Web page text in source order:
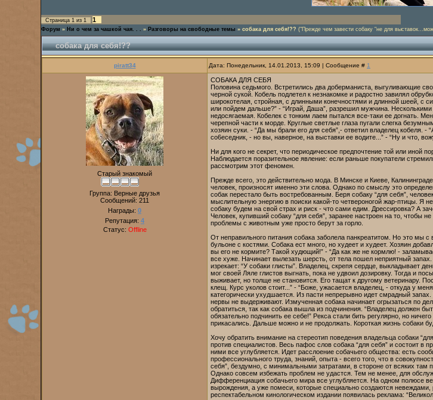
Страница 1 из 1 1
Форум » Ни о чем за чашкой чая. . . » Разговоры на свободные темы » собака для себя!?? ("Прежде чем завести собаку "не для
собака для себя!??
piratt34 Дата: Понедельник, 14.01.2013, 15:09 | Сообщение # 1
Старый знакомый
Группа: Верные друзья
Сообщений: 211
Награды: 0
Репутация: 4
Статус: Offline
СОБАКА ДЛЯ СЕБЯ
Половина седьмого. Встретились два доберманиста, выгуливающие
черной сукой. Кобель подлетел к незнакомке и радостно завилял
широкотелая, стройная, с длинными конечностями и длинной шеей, с
или пойдем дальше?” - “Играй, Даша”, разрешил мужчина.
недосягаемая. Кобелек с тонким лаем пытался все-таки ее догнать.
черепной части к морде. Круглые светлые глаза пугали слегка
хозяин суки. - “Да мы брали его для себя”,- ответил владелец кобеля.
co6eceдник, - но вы, наверное, на выставки ее водите...” - “Ну и что,
Ни для кого не секрет, что периодическое предпочтение той или иной
Наблюдается поразительное явление: если раньше покупатели
рассмотрим этот феномен.
Прежде всего, это действительно мода. В Минске и Киеве,
человек, произносят именно эти слова. Однако по смыслу это
собак перестало быть востребованным. Беря собаку “для себя”,
мыслительную энергию в поиски какой-то четвероногой жар-птицы. Я
собаку будем на свой страх и риск - что сами едим. Дрессировка? А
Человек, купивший собаку “для себя”, заранее настроен на то, чтобы
проблемы с животным уже просто берут за горло.
От неправильного питания собака заболела панкреатитом. Но это мы
бульоне с костями. Собака ест много, но худеет и худеет. Хозяин
вы его не кормите? Такой худющий!” - “Да как же не кормлю! -
все хуже. Начинает вылезать шерсть, от тела пошел неприятный
изрекает: “У собаки глисты”. Владелец, скрепя сердце, выкладывает
мог своей Ляле глистов выгнать, пока не удвоил дозировку. Тогда и
выживает, но толще не становится. Его тащат к другому ветеринару.
клещ. Курс уколов стоит...” - “Боже, ужасается владелец, - откуда у
категорически ухудшается. Из пасти непрерывно идет смрадный
нервы не выдерживают. Измученная собака начинает огрызаться по
обратиться, так как собака вышла из подчинения. “Владелец должен
обязательно подчинить ее себе!” Рекса стали бить регулярно, но
прикасались. Дальше можно и не продолжать. Короткая жизнь собаки
Хочу обратить внимание на стереотип поведения владельца собаки
против специалистов. Весь пафос слов собака “для себя” и состоит в
ними все углубляется. Идет расслоение собачьего общества: есть
профессионального труда, знаний, опыта - всего того, что в
себя”, бездумно, с минимальными затратами, в стороне от всяких
Однако совсем избежать проблем не удастся. Тем не менее, для
Дифференциация собачьего мира все углубляется. На одном полюсе
вырождения, а уже помеси, которые специально создаются
респектабельном кинологическом издании появилась реклама: